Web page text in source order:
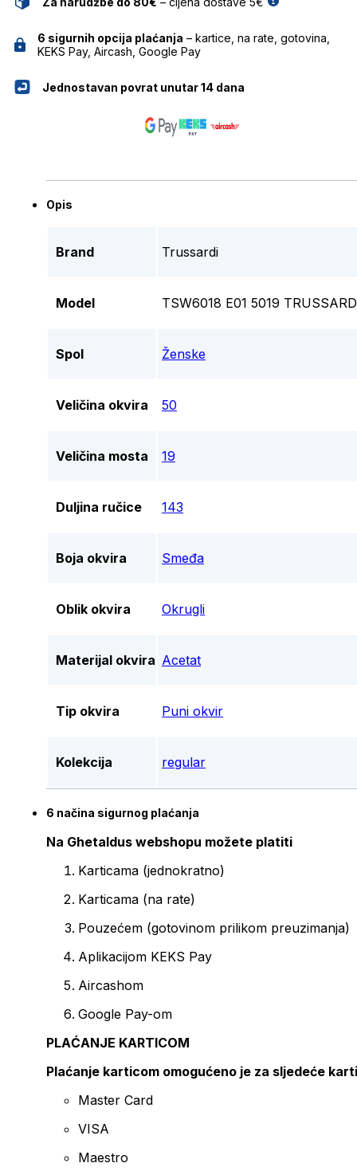
6 sigurnih opcija plaćanja – kartice, na rate, gotovina,
KEKS Pay, Aircash, Google Pay
Jednostavan povrat unutar 14 dana
Opis
Brand Trussardi
Model TSW6018 E01 5019
Spol Ženske
Veličina okvira 50
Veličina mosta 19
Duljina ručice 143
Boja okvira Smeđa
Oblik okvira Okrugli
Materijal okvira Acetat
Tip okvira Puni okvir
Kolekcija regular
6 načina sigurnog plaćanja
Na Ghetaldus webshopu možete platiti
Karticama (jednokratno)
Karticama (na rate)
Pouzećem (gotovinom prilikom preuzimanja)
Aplikacijom KEKS Pay
Aircashom
Google Pay-om
PLAĆANJE KARTICOM
Plaćanje karticom omogućeno je za sljedeće
Master Card
VISA
Maestro